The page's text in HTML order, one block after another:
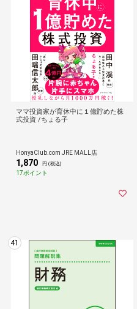
ママ投資家が育休中に１億貯めた株
式投資 /ちょる子
HonyaClub.com JRE MALL店
1,870 円 (税込)
17ポイント
41